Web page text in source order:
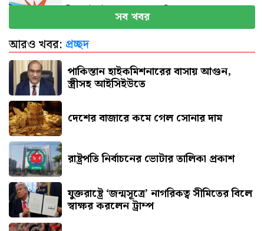
সিলেটে দুই বাসের সংঘর্ষে নিহত ৮
বগুড়ায় বাসচাপায় প্রাণ গেল ৬
সব খবর
আরও খবর: প্রচ্ছদ
পাকিস্তান হাইকমিশনারের বাসায় আগুন,
স্ত্রীসহ আইসিইউতে
দেশের বাজারে কমে গেল সোনার দাম
রাষ্ট্রপতি নির্বাচনের ভোটার তালিকা প্রকাশ
যুক্তরাষ্ট্রে ‘জন্মসূত্রে’ নাগরিকত্ব সীমিতের বিলে
স্বাক্ষর করলেন ট্রাম্প